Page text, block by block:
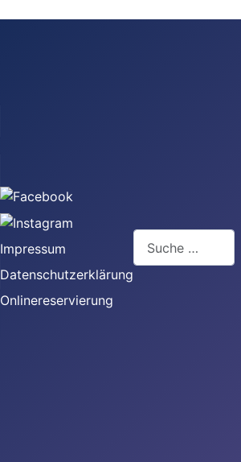
Impressum
Datenschutzerklärung
Onlinereservierung